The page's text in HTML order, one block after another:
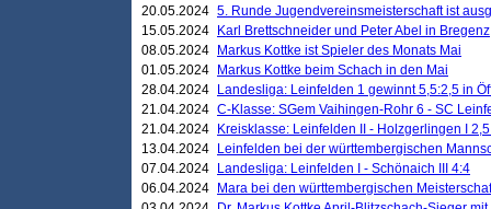
20.05.2024 5. Runde Jugendvereinsmeisterschaft ist
15.05.2024
Karl Brettschneider und Peter Abel in Bregenz
08.05.2024
Markus Kottke ist Spieler des Monats Mai
01.05.2024
Markus Kottke beim Schach in den Mai
28.04.2024
Landesliga: Leinfelden 1 gewinnt 5,5:2,5 in
21.04.2024 C-Klasse: SGem Vaihingen-Rohr 6 - SC
21.04.2024
Kreisklasse: Leinfelden II - Holzgerlingen I
13.04.2024
Leinfelden bei der württembergischen
07.04.2024
Landesliga: Leinfelden I - Schönaich III 4:4
06.04.2024
Mara bei den württembergischen